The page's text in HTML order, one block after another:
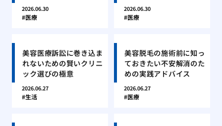
2026.06.30
医療
2026.06.30
医療
美容医療訴訟に巻き込ま
れないための賢いクリニ
ック選びの極意
2026.06.27
生活
美容脱毛の施術前に知っ
ておきたい不安解消のた
めの実践アドバイス
2026.06.27
医療